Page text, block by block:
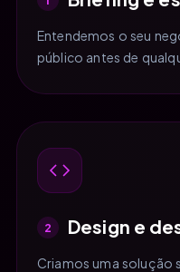
Entendemos o seu
público antes de
2 Design e
Criamos uma solução